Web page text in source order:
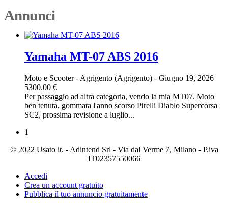
Annunci
Yamaha MT-07 ABS 2016
Moto e Scooter- Agrigento (Agrigento) - Giugno 19, 2026
5300.00 €
Per passaggio ad altra categoria, vendo la mia MT07. Moto
ben tenuta, gommata l'anno scorso Pirelli Diablo Supercorsa
SC2, prossima revisione a luglio...
1
© 2022 Usato it. - Adintend Srl - Via dal Verme 7, Milano - P.iva
IT02357550066
Accedi
Crea un account gratuito
Pubblica il tuo annuncio gratuitamente